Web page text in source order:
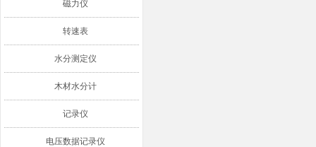
磁力仪
转速表
水分测定仪
木材水分计
记录仪
电压数据记录仪